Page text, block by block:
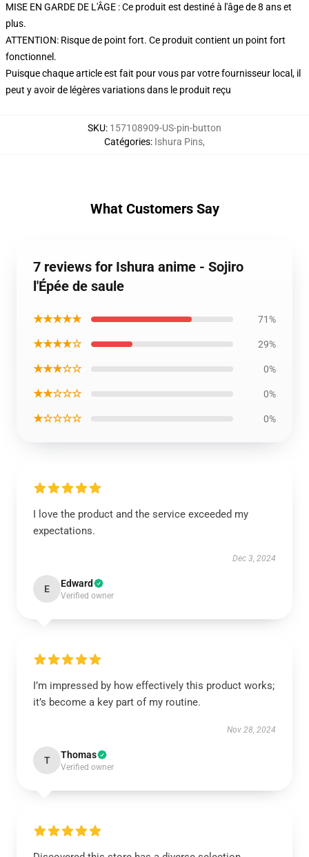
MISE EN GARDE DE L'ÂGE : Ce produit est destiné à l'âge de 8 ans et
plus.
ATTENTION: Risque de point fort. Ce produit contient un point fort
fonctionnel.
Puisque chaque article est fait pour vous par votre fournisseur local, il
peut y avoir de légères variations dans le produit reçu
SKU: 157108909-US-pin-button
Catégories: Ishura Pins,
What Customers Say
7 reviews for Ishura anime - Sojiro
l'Épée de saule
★★★★★ 71%
★★★★☆ 29%
★★★☆☆ 0%
★★☆☆☆ 0%
★☆☆☆☆ 0%
I love the product and the service exceeded my
expectations.
Dec 3, 2024
E Edward
Verified owner
I’m impressed by how effectively this product works;
it’s become a key part of my routine.
Nov 28, 2024
T Thomas
Verified owner